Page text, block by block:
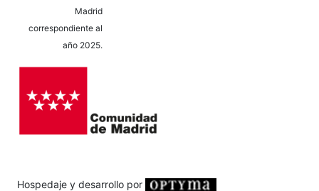
Madrid
correspondiente al
año 2025.
Hospedaje y desarrollo por